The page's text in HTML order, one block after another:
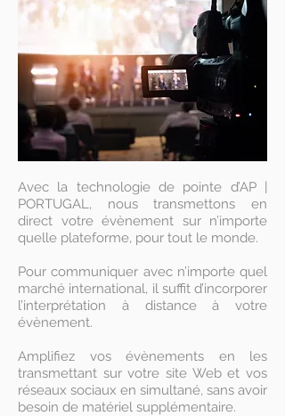
Avec la technologie de pointe d’AP |
PORTUGAL, nous transmettons en
direct votre évènement sur n’importe
quelle plateforme, pour tout le monde.
Pour communiquer avec n’importe quel
marché international, il suffit d’incorporer
l’interprétation à distance à votre
évènement.
​Amplifiez vos évènements en les
transmettant sur votre site Web et vos
réseaux sociaux en simultané, sans avoir
besoin de matériel supplémentaire.